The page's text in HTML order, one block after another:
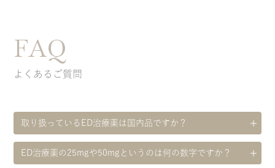
FAQ
よくあるご質問
取り扱っているED治療薬は国内品ですか？
ED治療薬の25mgや50mgというのは何の数字ですか？